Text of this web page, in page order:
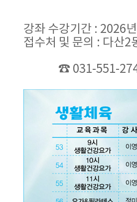
강좌 수강기간 : 2026
접수처 및 문의 : 다산2
☎ 031-551-